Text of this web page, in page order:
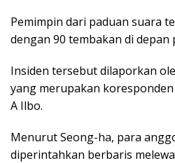
Pemimpin dari paduan suara
dengan 90 tembakan di depan
Insiden tersebut dilaporkan
yang merupakan
A Ilbo.
Menurut Seong-ha, para
diperintahkan berbaris